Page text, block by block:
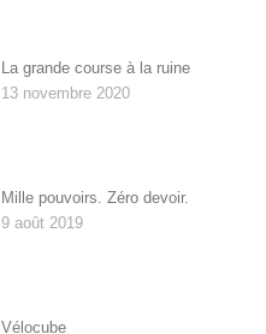
La grande course à la ruine
13 novembre 2020
Mille pouvoirs. Zéro devoir.
9 août 2019
Vélocube